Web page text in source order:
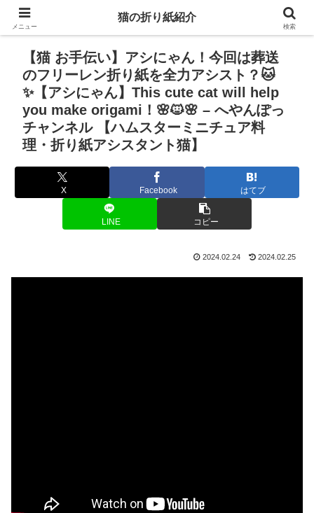
【猫 お手伝い】アシにゃん！今回は葬送
のフリーレン折り紙を全力アシスト？🐱
✨【アシにゃん】This cute cat will help
you make origami！🌸🐱🌸 – へやんぽっ
チャンネル 【ハムスターミニチュア料
理・折り紙アシスタント猫】
X Facebook はてブ
LINE コピー
2024.02.24 2024.02.25
メニュー
猫の折り紙紹介
検索